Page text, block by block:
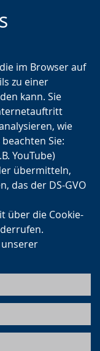
im Browser auf
zu einer
kann. Sie
wie
Sie:
YouTube)
übermitteln,
das der DS-GVO
über die Cookie-